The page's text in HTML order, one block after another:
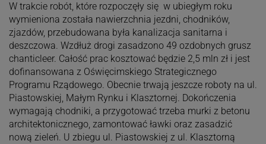
W trakcie robót, które rozpoczęły się w ubiegłym roku
wymieniona została nawierzchnia jezdni, chodników,
zjazdów, przebudowana była kanalizacja sanitarna i
deszczowa. Wzdłuż drogi zasadzono 49 ozdobnych grusz
chanticleer. Całość prac kosztować będzie 2,5 mln zł i jest
dofinansowana z Oświęcimskiego Strategicznego
Programu Rządowego. Obecnie trwają jeszcze roboty na ul.
Piastowskiej, Małym Rynku i Klasztornej. Dokończenia
wymagają chodniki, a przygotować trzeba murki z betonu
architektonicznego, zamontować ławki oraz zasadzić
nową zieleń. U zbiegu ul. Piastowskiej z ul. Klasztorną